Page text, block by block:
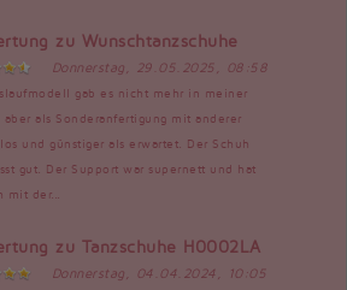
zu Wunschtanzschuhe
Donnerstag, 29.05.2025, 08:58
gab es nicht mehr in meiner
aber als Sonderanfertigung mit anderer
und günstiger als erwartet. Der Schuh
gut. Der Support war supernett und hat
der...
zu Tanzschuhe H0002LA
Donnerstag, 04.04.2024, 10:05